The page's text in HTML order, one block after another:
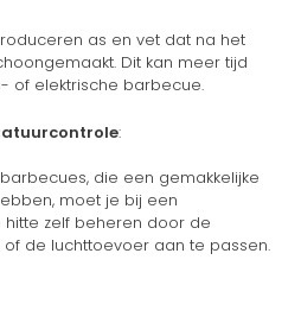
as en vet dat na het
Dit kan meer tijd
of elektrische barbecue.
:
die een gemakkelijke
moet je bij een
zelf beheren door de
de luchttoevoer aan te passen.